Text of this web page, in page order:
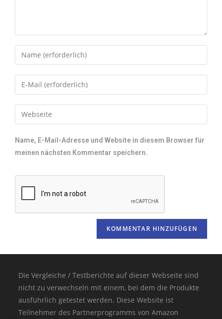
Name, E-Mail-Adresse und Website in diesem Browser für
meinen nächsten Kommentar speichern.
Die Vergleiche / Testberichte auf dieser Webseite sind
nicht zu verwechseln mit einem, bei dem die Produkte
ausführlich getestet werden. Diese Website ist
Teilnehmer des Partnerprogramms von Amazon